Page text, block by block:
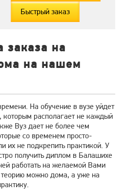
Быстрый заказ
заказа на
на нашем
На обучение в вузе уйдет
располагает не каждый
Вуз дает не более чем
со временем просто-
их не подкрепить практикой. У
получить диплом в Балашихе
работать на желаемой Вами
теорию можно дома, а уже на